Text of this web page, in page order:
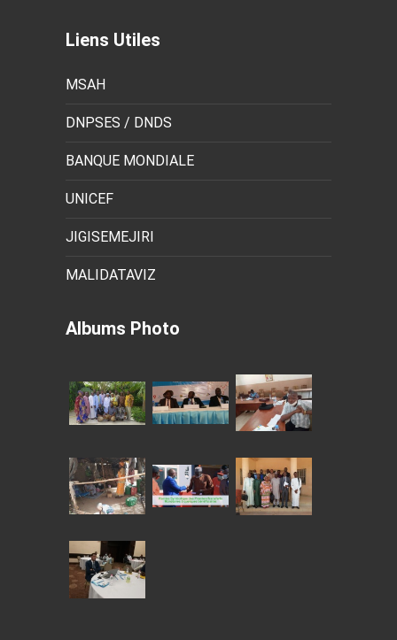
Liens Utiles
MSAH
DNPSES / DNDS
BANQUE MONDIALE
UNICEF
JIGISEMEJIRI
MALIDATAVIZ
Albums Photo